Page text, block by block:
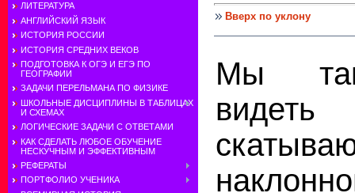
ЛИТЕРАТУРА
АНГЛИЙСКИЙ ЯЗЫК
ИСТОРИЯ РОССИИ
ИСТОРИЯ СРЕДНИХ ВЕКОВ
ПОДГОТОВКА К ОГЭ И ЕГЭ ПО
ГЕОГРАФИИ
ЗАДАЧИ ПЕРЕЛЬМАНА ПО ФИЗИКЕ
ШКОЛЬНЫЕ ДИСЦИПЛИНЫ В ТАБЛИЦАХ
И СХЕМАХ
ЛОГИЧЕСКИЕ ЗАДАЧИ С ОТВЕТАМИ
КАК СДЕЛАТЬ ЛЮБОЕ ОБУЧЕНИЕ
НЕСКУЧНЫМ И ЭФФЕКТИВНЫМ
РЕФЕРАТЫ
ПОРТФОЛИО УЧЕНИКА
Вверх по уклону
Мы